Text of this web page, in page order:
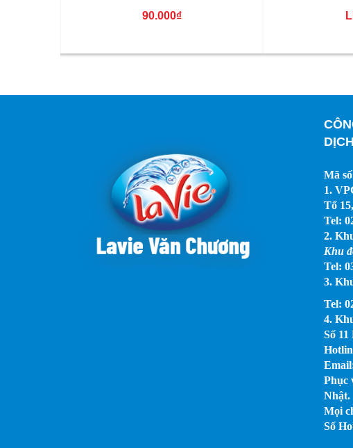
90.000₫
Mã
1.
Tổ
Tel:
2.
Khu
Tel:
3.
Tel:
4.
Số
Phục
Nhật.
Mọi
Số